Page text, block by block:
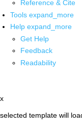
Reference & Cite
Tools expand_more
Help expand_more
Get Help
Feedback
Readability
x
selected template will